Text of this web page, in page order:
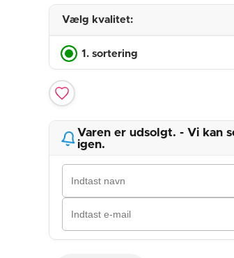
Vælg kvalitet:
1. sortering
Varen er udsolgt. - Vi kan
igen.